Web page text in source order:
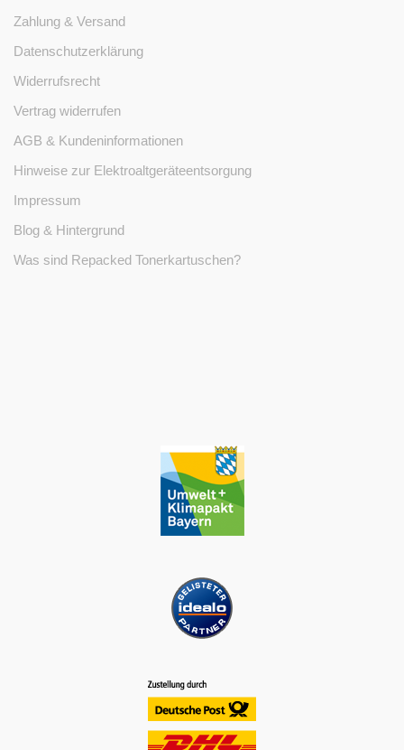
Zahlung & Versand
Datenschutzerklärung
Widerrufsrecht
Vertrag widerrufen
AGB & Kundeninformationen
Hinweise zur Elektroaltgeräteentsorgung
Impressum
Blog & Hintergrund
Was sind Repacked Tonerkartuschen?